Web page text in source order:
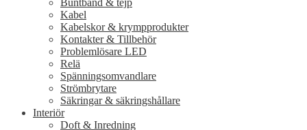
Buntband & tejp
Kabel
Kabelskor & krympprodukter
Kontakter & Tillbehör
Problemlösare LED
Relä
Spänningsomvandlare
Strömbrytare
Säkringar & säkringshållare
Interiör
Doft & Inredning